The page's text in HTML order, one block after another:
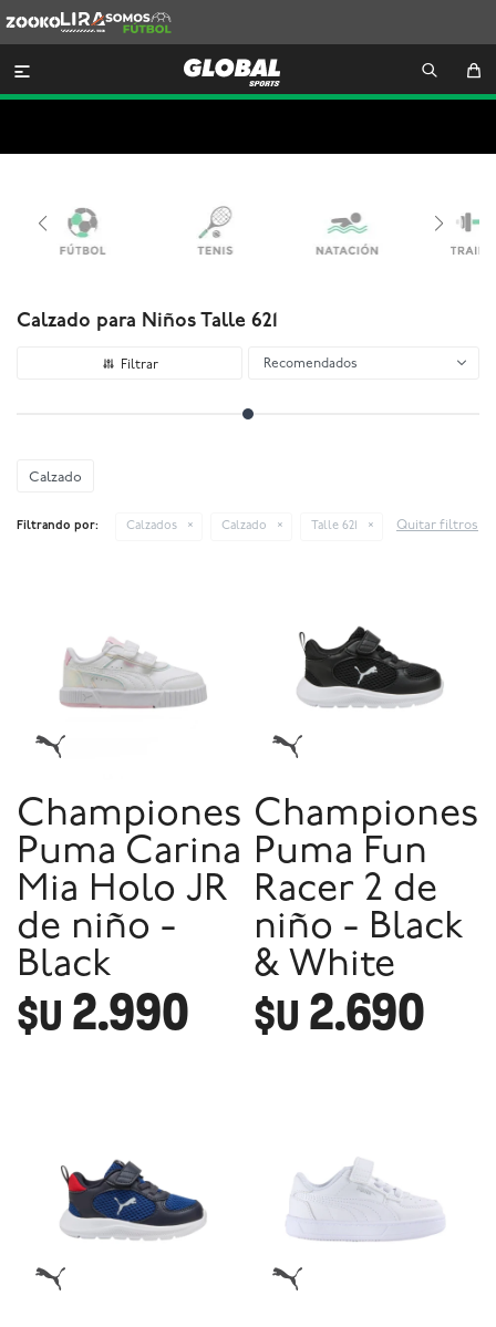
Lira
Somos
Futbol

Calzado para Niños Talle 621
Recomendados
Calzado
Filtrando por: Calzados Calzado Talle 621 Quitar filtros
Championes
Puma Carina
Mia Holo JR
de niño -
Black
$U 2.990
Championes
Puma Fun
Racer 2 de
niño - Black
& White
$U 2.690